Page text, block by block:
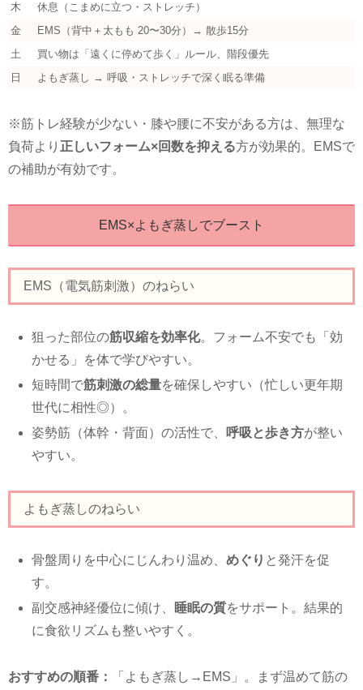
木
休息（こまめに立つ・ストレッチ）
金
EMS（背中＋太もも 20〜30分）→ 散歩15分
土
買い物は「遠くに停めて歩く」ルール、階段優先
日
よもぎ蒸し → 呼吸・ストレッチで深く眠る準備
※筋トレ経験が少ない・膝や腰に不安がある方は、無理な
負荷より 正しいフォーム×回数を抑える方が効果的。EMSで
の補助が有効です。
EMS×よもぎ蒸しでブースト
EMS（電気筋刺激）のねらい
狙った部位の筋収縮を効率化。フォーム不安でも「効
かせる」を体で学びやすい。
短時間で筋刺激の総量を確保しやすい（忙しい更年期
世代に相性◎）。
姿勢筋（体幹・背面）の活性で、
呼吸と歩き方が整い
やすい。
よもぎ蒸しのねらい
骨盤周りを中心にじんわり温め、めぐり と発汗を促
す。
副交感神経優位に傾け、
睡眠の質をサポート。結果的
に食欲リズムも整いやすく。
おすすめの順番： 「よもぎ蒸し→EMS」。まず温めて筋の